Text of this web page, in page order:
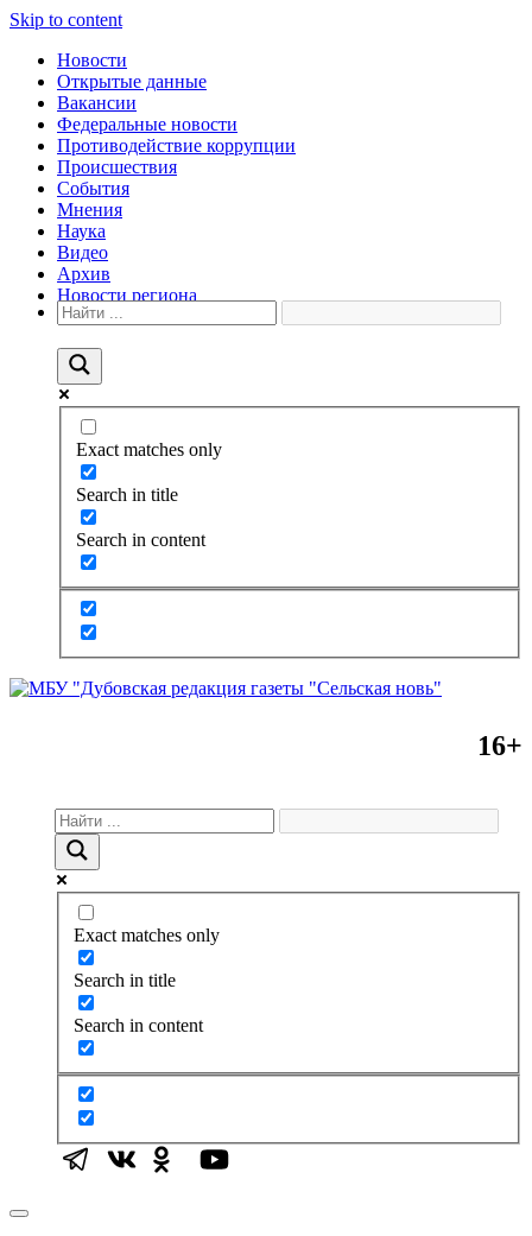
Skip to content
Новости
Открытые данные
Вакансии
Федеральные новости
Противодействие коррупции
Происшествия
События
Мнения
Наука
Видео
Архив
Новости региона
Exact matches only
Search in title
Search in content
16+
Exact matches only
Search in title
Search in content